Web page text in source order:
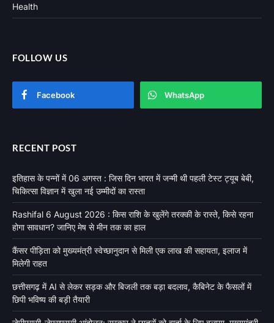
Health
FOLLOW US
Facebook WhatsApp
RECENT POST
इतिहास के पन्नों में 06 अगस्त : जिस दिन भारत में जन्मी थी पहली टेस्ट ट्यूब बेबी,
चिकित्सा विज्ञान में खुला नई उम्मीदों का रास्ता
Rashifal 6 August 2026 : किस राशि के खुलेंगे तरक्की के रास्ते, किसे रहना
होगा सावधान? जानिए मेष से मीन तक का हाल
कैंसर पीड़िता को मुख्यमंत्री स्वेच्छानुदान से मिली एक लाख की सहायता, इलाज में
मिलेगी राहत
छत्तीसगढ़ में AI से लेकर सड़क और बिजली तक बड़ा बदलाव, कैबिनेट के फैसलों में
छिपी भविष्य की बड़ी तैयारी